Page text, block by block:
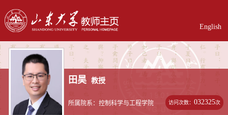
English
田昊 教授
所属院系：控制科学与工程学院 访问次数：032325次